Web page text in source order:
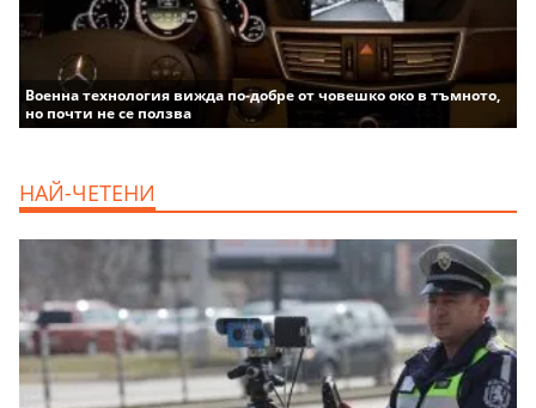
Военна технология вижда по-добре от човешко око в тъмното,
но почти не се ползва
НАЙ-ЧЕТЕНИ